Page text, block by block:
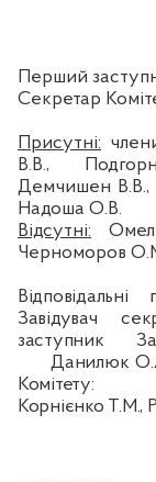
Перший
Секретар
Присутні:
В.В.,
Демчишен В.В.,
Надоша О.В.
Відсутні:
Черноморов
Завідувач
заступник
Данилюк
Комітету:
Корнієнко Т.М.,